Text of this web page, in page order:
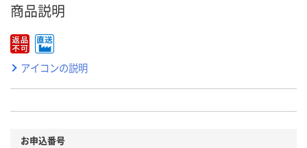
商品説明
アイコンの説明
お申込番号